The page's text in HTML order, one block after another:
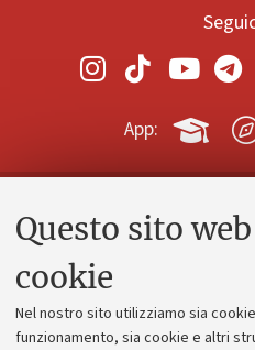
Questo sito
cookie
Nel nostro sito utilizziamo sia
funzionamento, sia cookie e altri
App:
Contatti
Alumni